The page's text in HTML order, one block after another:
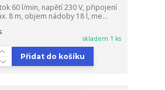
60 l/min, napětí 230 V, připojení
8 m, objem nádoby 18 l, me...
skladem 1 ks
Přidat do košíku